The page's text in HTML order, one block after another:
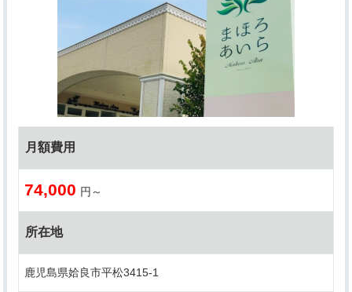
月額費用
74,000 円～
所在地
鹿児島県姶良市平松3415-1